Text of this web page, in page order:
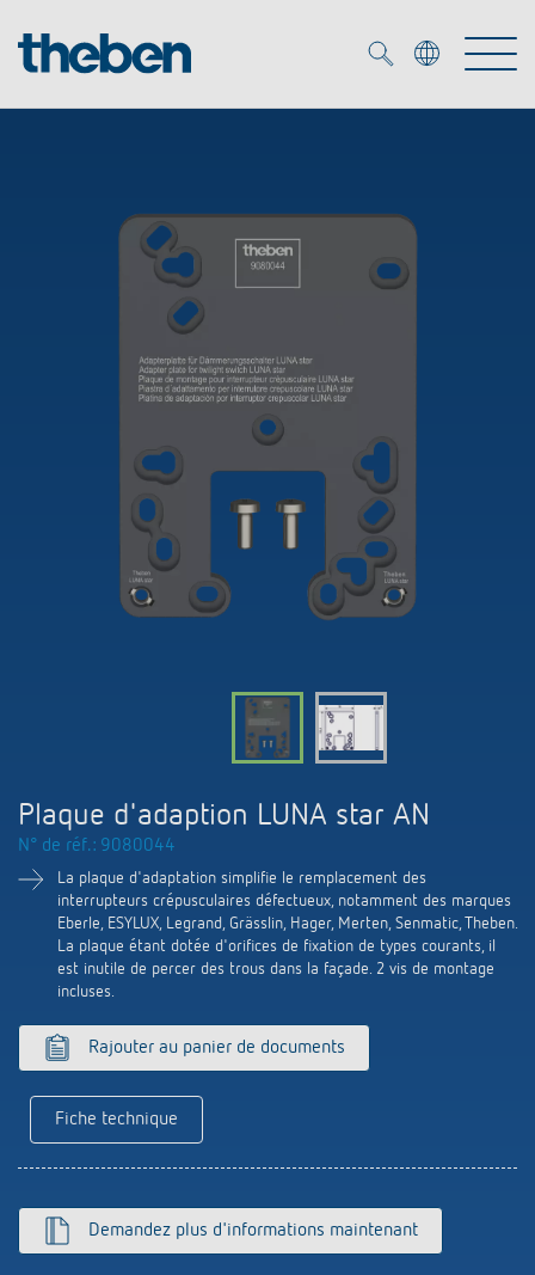
Détecteurs de présence et de mouvement
Spots LED
Contrôle du temps et de la lumière
Solutions OEM
Références
Contrôle du temps et de la lumière
Commande d'éclairage DALI-2
Systèmes KNX
Système pour maison intelligente
Détecteurs de présence et de mouvement
Commutation et variation fiables des LED
Aérez correctement: les capteurs de CO2
de Theben
Régulation de la température
Application de Theben
Télérupteur impulsionnel OKTO de Theben
Médiathèque
Catalogues et prospectus
Commande de catalogue
Communiqué de presse
BIM-Portail
Theben AG
Design
Historique
Distribution dans le monde
Aide au Choix
Plaque d'adaption LUNA star AN
N° de réf.: 9080044
La plaque d'adaptation simplifie le remplacement des
interrupteurs crépusculaires défectueux, notamment des marques
Eberle, ESYLUX, Legrand, Grässlin, Hager, Merten, Senmatic, Theben.
La plaque étant dotée d'orifices de fixation de types courants, il
est inutile de percer des trous dans la façade. 2 vis de montage
incluses.
Rajouter au panier de documents
Fiche technique
Demandez plus d'informations maintenant